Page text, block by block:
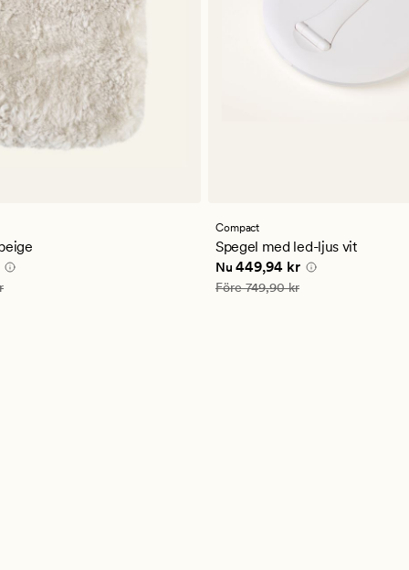
kr
Compact
Spegel med led-ljus vit
Nuvarande pris
Nu 449,94 kr
Ordinarie pris 749,90 kr
Före749,90 kr